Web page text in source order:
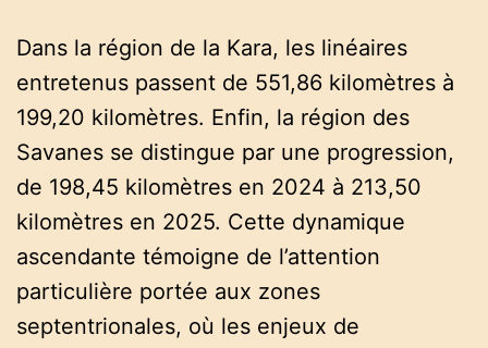
Dans la région de la Kara, les linéaires
entretenus passent de 551,86 kilomètres à
199,20 kilomètres. Enfin, la région des
Savanes se distingue par une progression,
de 198,45 kilomètres en 2024 à 213,50
kilomètres en 2025. Cette dynamique
ascendante témoigne de l’attention
particulière portée aux zones
septentrionales, où les enjeux de